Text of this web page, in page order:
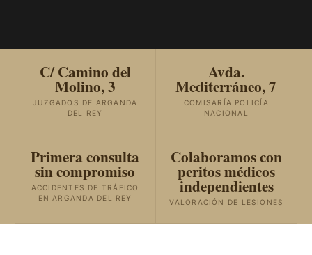
C/ Camino del
Molino, 3
JUZGADOS DE ARGANDA
DEL REY
Avda.
Mediterráneo, 7
COMISARÍA POLICÍA
NACIONAL
Primera consulta
sin compromiso
ACCIDENTES DE TRÁFICO
EN ARGANDA DEL REY
Colaboramos con
peritos médicos
independientes
VALORACIÓN DE LESIONES